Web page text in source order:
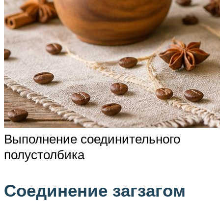
Выполнение соединительного
полустолбика
Соединение загзагом